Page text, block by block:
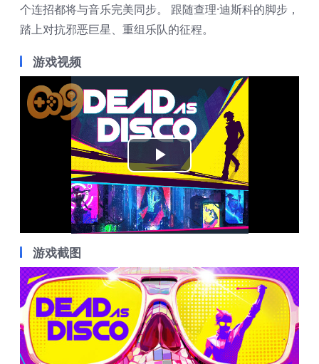
个连招都将与音乐完美同步。 跟随查理·迪斯科的脚步，
踏上对抗邪恶巨星、重组乐队的征程。
游戏视频
Play
Video
游戏截图